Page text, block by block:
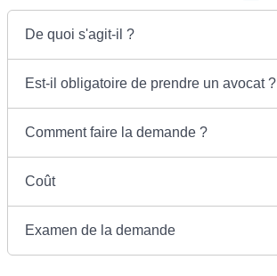
De quoi s'agit-il ?
Est-il obligatoire de prendre un avocat ?
Comment faire la demande ?
Coût
Examen de la demande